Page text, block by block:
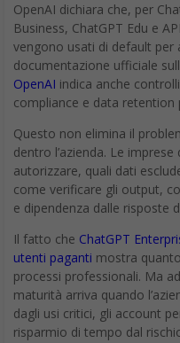
OpenAI dichiara che, per
Business, ChatGPT Edu e
vengono usati di default per
documentazione ufficiale
OpenAI indica anche
compliance e data retention
Questo non elimina il
dentro l’azienda. Le
autorizzare, quali dati
come verificare gli output,
e dipendenza dalle risposte
Il fatto che ChatGPT
utenti paganti mostra
processi professionali. Ma
maturità arriva quando
dagli usi critici, gli account
risparmio di tempo dal